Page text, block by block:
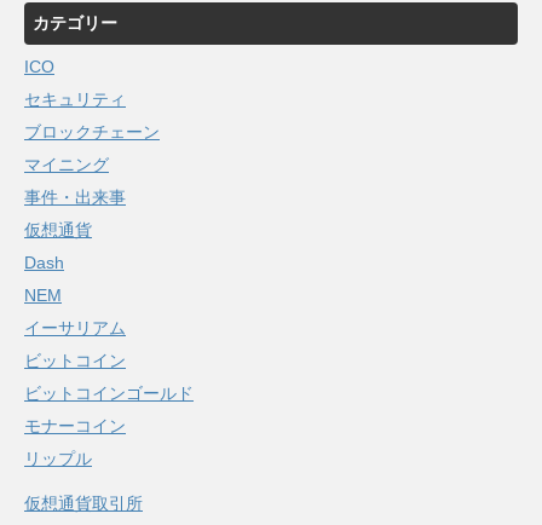
カテゴリー
ICO
セキュリティ
ブロックチェーン
マイニング
事件・出来事
仮想通貨
Dash
NEM
イーサリアム
ビットコイン
ビットコインゴールド
モナーコイン
リップル
仮想通貨取引所